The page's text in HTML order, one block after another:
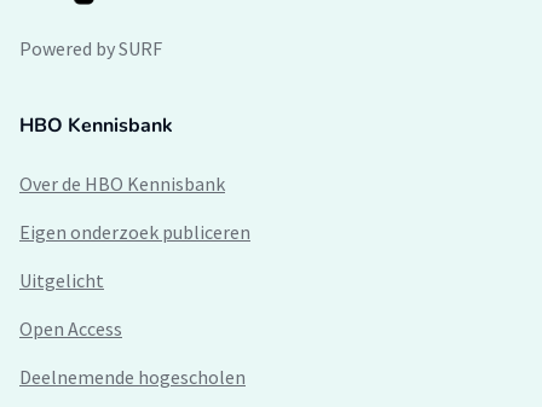
Powered by SURF
HBO Kennisbank
Over de HBO Kennisbank
Eigen onderzoek publiceren
Uitgelicht
Open Access
Deelnemende hogescholen